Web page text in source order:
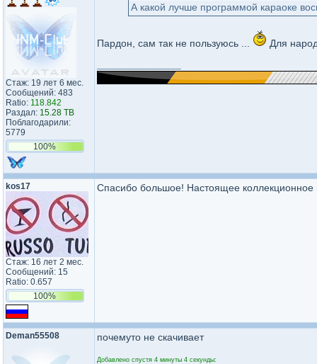
Стаж: 19 лет 6 мес.
Сообщений: 483
Ratio: 118.842
Раздал: 15.28 TB
Поблагодарили:
5779
100%
А какой лучше программой караоке
Пардон, сам так не пользуюсь ... Для
kos17
Стаж: 16 лет 2 мес.
Сообщений: 15
Ratio: 0.657
100%
Спасибо большое! Настоящее
Deman55508 почемуто не скачивает
Добавлено спустя 4 минуты 4 секунды: